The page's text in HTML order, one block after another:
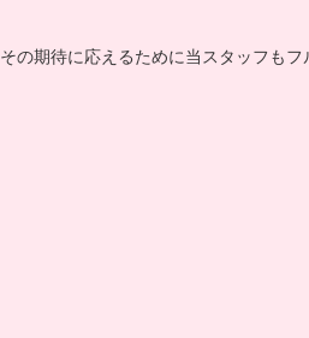
その期待に応えるために当スタッフも